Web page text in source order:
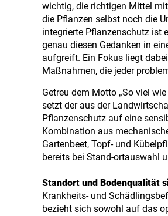
wichtig, die richtigen Mittel
die Pflanzen selbst noch die
integrierte Pflanzenschutz ist
genau diesen Gedanken in
aufgreift. Ein Fokus liegt
Maßnahmen, die jeder
Getreu dem Motto „So viel
setzt der aus der
Pflanzenschutz auf eine
Kombination aus
Gartenbeet, Topf- und
bereits bei Stand-ortauswahl
Standort und Bodenqualität
Krankheits- und
bezieht sich sowohl auf das